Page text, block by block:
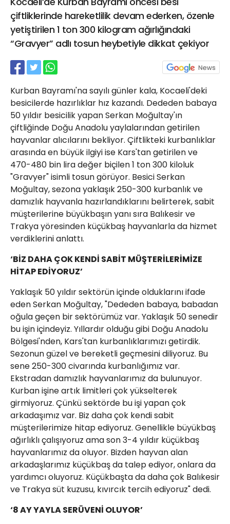
çiftliklerinde hareketlilik devam ederken, özenle
yetiştirilen 1 ton 300 kilogram ağırlığındaki
“Gravyer” adlı tosun heybetiyle dikkat çekiyor
Kurban Bayramı'na sayılı günler kala, Kocaeli'deki
besicilerde hazırlıklar hız kazandı. Dededen babaya
50 yıldır besicilik yapan Serkan Moğultay'ın
çiftliğinde Doğu Anadolu yaylalarından getirilen
hayvanlar alıcılarını bekliyor. Çiftlikteki kurbanlıklar
arasında en büyük ilgiyi ise Kars'tan getirilen ve
470-480 bin lira değer biçilen 1 ton 300 kiloluk
"Gravyer" isimli tosun görüyor. Besici Serkan
Moğultay, sezona yaklaşık 250-300 kurbanlık ve
damızlık hayvanla hazırlandıklarını belirterek, sabit
müşterilerine büyükbaşın yanı sıra Balıkesir ve
Trakya yöresinden küçükbaş hayvanlarla da hizmet
verdiklerini anlattı.
‘BİZ DAHA ÇOK KENDİ SABİT MÜŞTERİLERİMİZE
HİTAP EDİYORUZ’
Yaklaşık 50 yıldır sektörün içinde olduklarını ifade
eden Serkan Moğultay, "Dededen babaya, babadan
oğula geçen bir sektörümüz var. Yaklaşık 50 senedir
bu işin içindeyiz. Yıllardır olduğu gibi Doğu Anadolu
Bölgesi'nden, Kars'tan kurbanlıklarımızı getirdik.
Sezonun güzel ve bereketli geçmesini diliyoruz. Bu
sene 250-300 civarında kurbanlığımız var.
Ekstradan damızlık hayvanlarımız da bulunuyor.
Kurban işine artık limitleri çok yükselterek
girmiyoruz. Çünkü sektörde bu işi yapan çok
arkadaşımız var. Biz daha çok kendi sabit
müşterilerimize hitap ediyoruz. Genellikle büyükbaş
ağırlıklı çalışıyoruz ama son 3-4 yıldır küçükbaş
hayvanlarımız da oluyor. Bizden hayvan alan
arkadaşlarımız küçükbaş da talep ediyor, onlara da
yardımcı oluyoruz. Küçükbaşta da daha çok Balıkesir
ve Trakya süt kuzusu, kıvırcık tercih ediyoruz" dedi.
‘8 AY YAYLA SERÜVENİ OLUYOR’
21 Gölcük
02624132333
haber@golcukpostasi.com